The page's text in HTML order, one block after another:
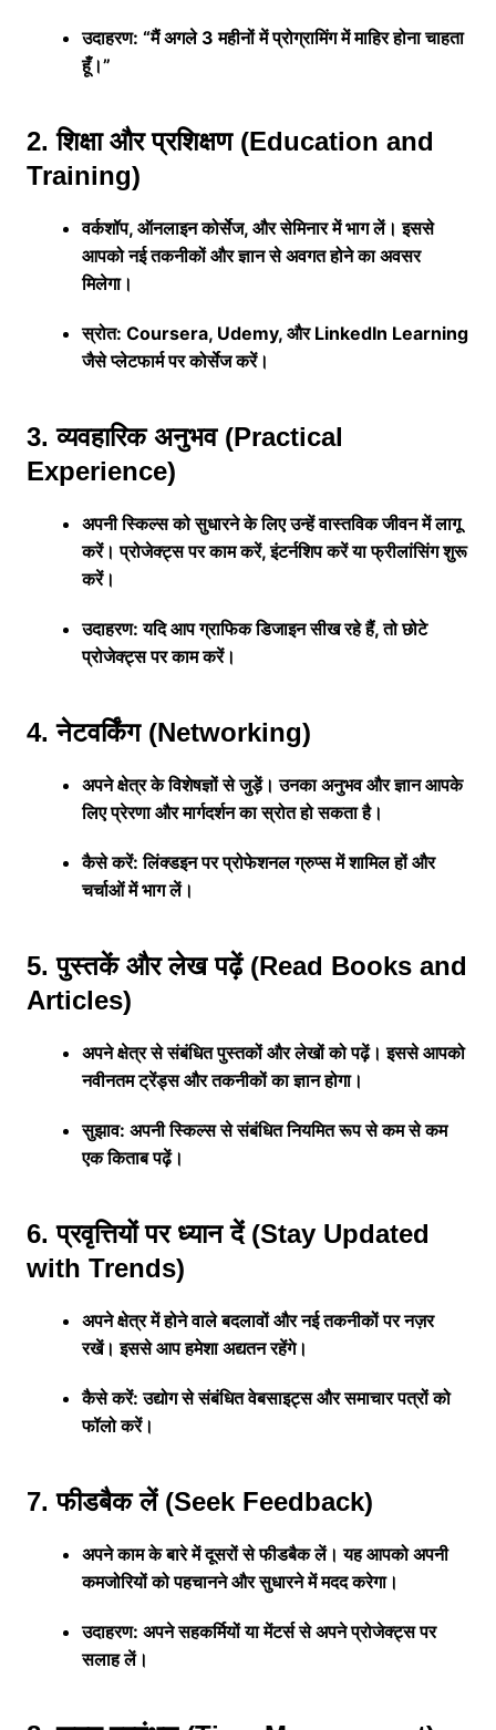
उदाहरण: “मैं अगले 3 महीनों में प्रोग्रामिंग में माहिर होना चाहता
हूँ।”
2. शिक्षा और प्रशिक्षण (Education and
Training)
वर्कशॉप, ऑनलाइन कोर्सेज, और सेमिनार में भाग लें। इससे
आपको नई तकनीकों और ज्ञान से अवगत होने का अवसर
मिलेगा।
स्रोत: Coursera, Udemy, और LinkedIn Learning
जैसे प्लेटफार्म पर कोर्सेज करें।
3. व्यवहारिक अनुभव (Practical
Experience)
अपनी स्किल्स को सुधारने के लिए उन्हें वास्तविक जीवन में लागू
करें। प्रोजेक्ट्स पर काम करें, इंटर्नशिप करें या फ्रीलांसिंग शुरू
करें।
उदाहरण: यदि आप ग्राफिक डिजाइन सीख रहे हैं, तो छोटे
प्रोजेक्ट्स पर काम करें।
4. नेटवर्किंग (Networking)
अपने क्षेत्र के विशेषज्ञों से जुड़ें। उनका अनुभव और ज्ञान आपके
लिए प्रेरणा और मार्गदर्शन का स्रोत हो सकता है।
कैसे करें: लिंक्डइन पर प्रोफेशनल ग्रुप्स में शामिल हों और
चर्चाओं में भाग लें।
5. पुस्तकें और लेख पढ़ें (Read Books and
Articles)
अपने क्षेत्र से संबंधित पुस्तकों और लेखों को पढ़ें। इससे आपको
नवीनतम ट्रेंड्स और तकनीकों का ज्ञान होगा।
सुझाव: अपनी स्किल्स से संबंधित नियमित रूप से कम से कम
एक किताब पढ़ें।
6. प्रवृत्तियों पर ध्यान दें (Stay Updated
with Trends)
अपने क्षेत्र में होने वाले बदलावों और नई तकनीकों पर नज़र
रखें। इससे आप हमेशा अद्यतन रहेंगे।
कैसे करें: उद्योग से संबंधित वेबसाइट्स और समाचार पत्रों को
फॉलो करें।
7. फीडबैक लें (Seek Feedback)
अपने काम के बारे में दूसरों से फीडबैक लें। यह आपको अपनी
कमजोरियों को पहचानने और सुधारने में मदद करेगा।
उदाहरण: अपने सहकर्मियों या मेंटर्स से अपने प्रोजेक्ट्स पर
सलाह लें।